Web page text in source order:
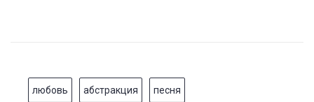
любовь абстракция песня